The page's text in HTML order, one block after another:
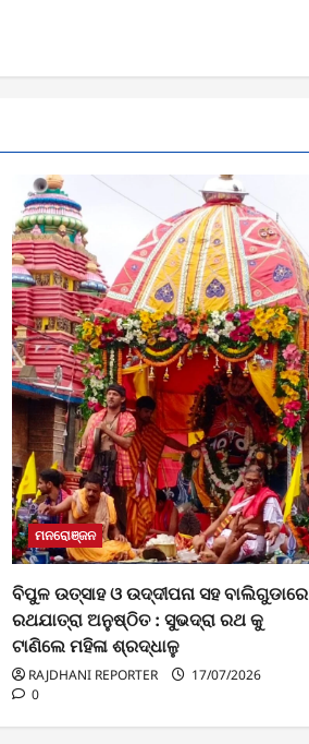
ମନରୋଞ୍ଜନ
ବିପୁଳ ଉତ୍ସାହ ଓ ଉଦ୍ଦୀପନା ସହ ବାଲିଗୁଡାରେ
ରଥଯାତ୍ରା ଅନୁଷ୍ଠିତ : ସୁଭଦ୍ରା ରଥ କୁ
ଟାଣିଲେ ମହିଳା ଶ୍ରଦ୍ଧାଳୁ
RAJDHANI REPORTER
17/07/2026
0